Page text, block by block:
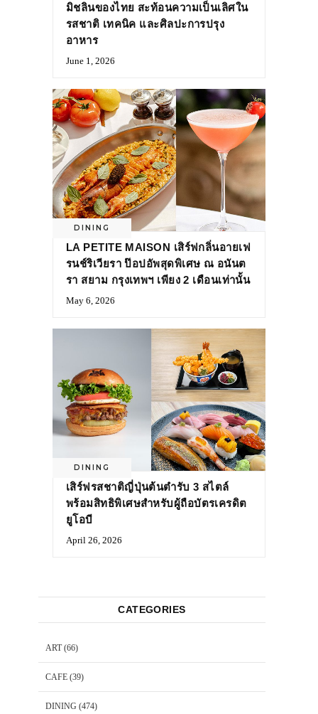
มิชลินของไทย สะท้อนความเป็นเลิศใน
รสชาติ เทคนิค และศิลปะการปรุง
อาหาร
June 1, 2026
DINING
LA PETITE MAISON เสิร์ฟกลิ่นอายเฟ
รนช์ริเวียรา ป๊อปอัพสุดพิเศษ ณ อนันต
รา สยาม กรุงเทพฯ เพียง 2 เดือนเท่านั้น
May 6, 2026
DINING
เสิร์ฟรสชาติญี่ปุ่นต้นตำรับ 3 สไตล์
พร้อมสิทธิพิเศษสำหรับผู้ถือบัตรเครดิต
ยูโอบี
April 26, 2026
CATEGORIES
ART(66)
CAFE (39)
DINING (474)